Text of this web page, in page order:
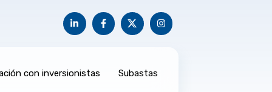
con inversionistas Subastas